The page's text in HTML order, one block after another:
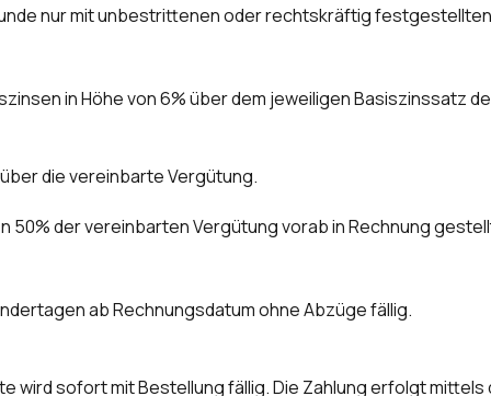
nur mit unbestrittenen oder rechtskräftig
in Höhe von 6% über dem jeweiligen Basiszinssatz
die vereinbarte Vergütung.
der vereinbarten Vergütung vorab in Rechnung
ab Rechnungsdatum ohne Abzüge fällig.
wird sofort mit Bestellung fällig. Die Zahlung erfolgt